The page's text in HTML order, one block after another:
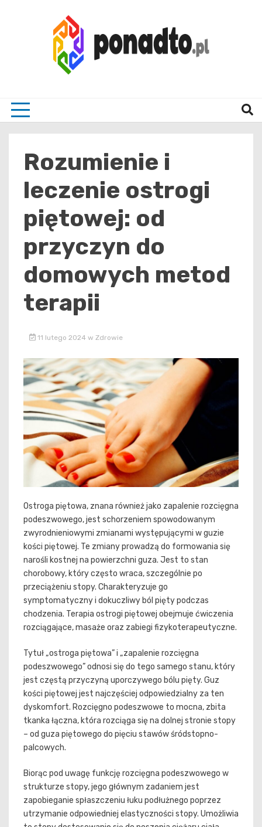
Rozumienie i
leczenie ostrogi
piętowej: od
przyczyn do
domowych metod
terapii
11 lutego 2024 w Zdrowie
Ostroga piętowa, znana również jako zapalenie rozcięgna
podeszwowego, jest schorzeniem spowodowanym
zwyrodnieniowymi zmianami występującymi w guzie
kości piętowej. Te zmiany prowadzą do formowania się
narośli kostnej na powierzchni guza. Jest to stan
chorobowy, który często wraca, szczególnie po
przeciążeniu stopy. Charakteryzuje go
symptomatyczny i dokuczliwy ból pięty podczas
chodzenia. Terapia ostrogi piętowej obejmuje ćwiczenia
rozciągające, masaże oraz zabiegi fizykoterapeutyczne.
Tytuł „ostroga piętowa” i „zapalenie rozcięgna
podeszwowego” odnosi się do tego samego stanu, który
jest częstą przyczyną uporczywego bólu pięty. Guz
kości piętowej jest najczęściej odpowiedzialny za ten
dyskomfort. Rozcięgno podeszwowe to mocna, zbita
tkanka łączna, która rozciąga się na dolnej stronie stopy
– od guza piętowego do pięciu stawów śródstopno-
palcowych.
Biorąc pod uwagę funkcję rozcięgna podeszwowego w
strukturze stopy, jego głównym zadaniem jest
zapobieganie spłaszczeniu łuku podłużnego poprzez
utrzymanie odpowiedniej elastyczności stopy. Umożliwia